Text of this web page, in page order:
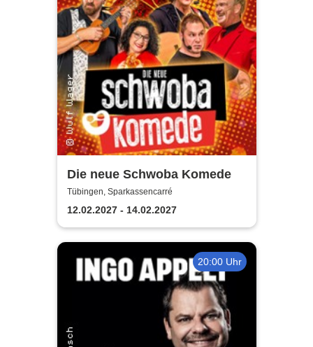
Die neue Schwoba Komede
Tübingen, Sparkassencarré
12.02.2027 - 14.02.2027
20:00 Uhr